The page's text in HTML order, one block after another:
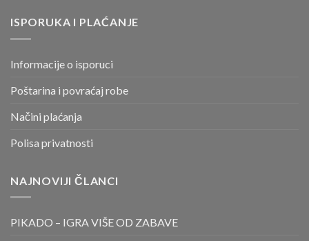
ISPORUKA I PLAĆANJE
Informacije o isporuci
Poštarina i povraćaj robe
Načini plaćanja
Polisa privatnosti
NAJNOVIJI ČLANCI
PIKADO – IGRA VIŠE OD ZABAVE